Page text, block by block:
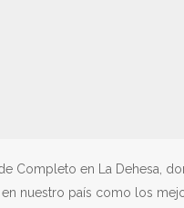
Completo en La Dehesa,
nuestro país como los